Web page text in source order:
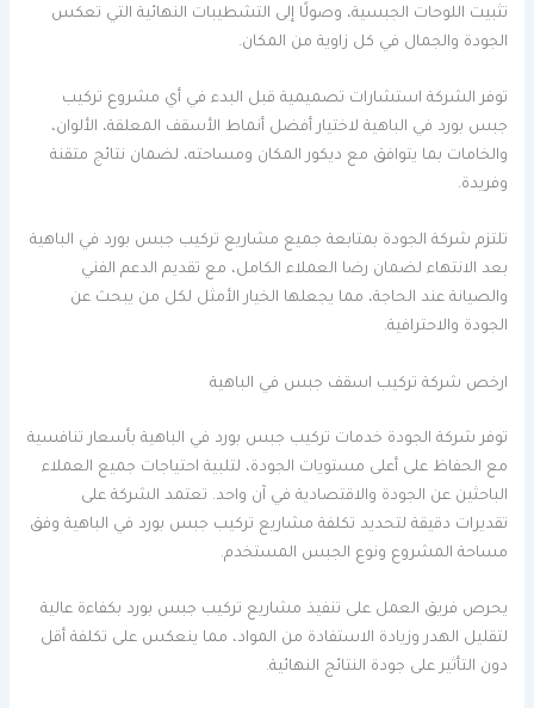
تثبيت اللوحات الجبسية، وصولًا إلى التشطيبات النهائية التي تعكس
الجودة والجمال في كل زاوية من المكان.
توفر الشركة استشارات تصميمية قبل البدء في أي مشروع تركيب
جبس بورد في الباهية لاختيار أفضل أنماط الأسقف المعلقة، الألوان،
والخامات بما يتوافق مع ديكور المكان ومساحته، لضمان نتائج متقنة
وفريدة.
تلتزم شركة الجودة بمتابعة جميع مشاريع تركيب جبس بورد في الباهية
بعد الانتهاء لضمان رضا العملاء الكامل، مع تقديم الدعم الفني
والصيانة عند الحاجة، مما يجعلها الخيار الأمثل لكل من يبحث عن
الجودة والاحترافية.
ارخص شركة تركيب اسقف جبس في الباهية
توفر شركة الجودة خدمات تركيب جبس بورد في الباهية بأسعار تنافسية
مع الحفاظ على أعلى مستويات الجودة، لتلبية احتياجات جميع العملاء
الباحثين عن الجودة والاقتصادية في آن واحد. تعتمد الشركة على
تقديرات دقيقة لتحديد تكلفة مشاريع تركيب جبس بورد في الباهية وفق
مساحة المشروع ونوع الجبس المستخدم.
يحرص فريق العمل على تنفيذ مشاريع تركيب جبس بورد بكفاءة عالية
لتقليل الهدر وزيادة الاستفادة من المواد، مما ينعكس على تكلفة أقل
دون التأثير على جودة النتائج النهائية.